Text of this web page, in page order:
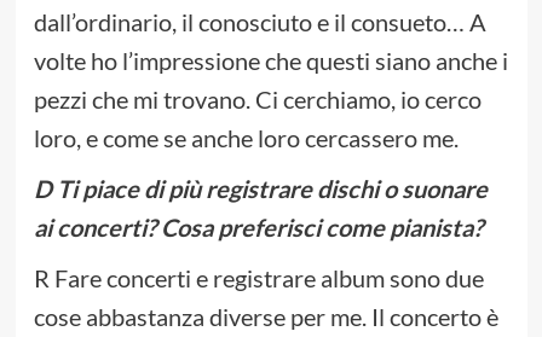
dall’ordinario, il conosciuto e il consueto… A
volte ho l’impressione che questi siano anche i
pezzi che mi trovano. Ci cerchiamo, io cerco
loro, e come se anche loro cercassero me.
D Ti piace di più registrare dischi o suonare
ai concerti? Cosa preferisci come pianista?
R Fare concerti e registrare album sono due
cose abbastanza diverse per me. Il concerto è